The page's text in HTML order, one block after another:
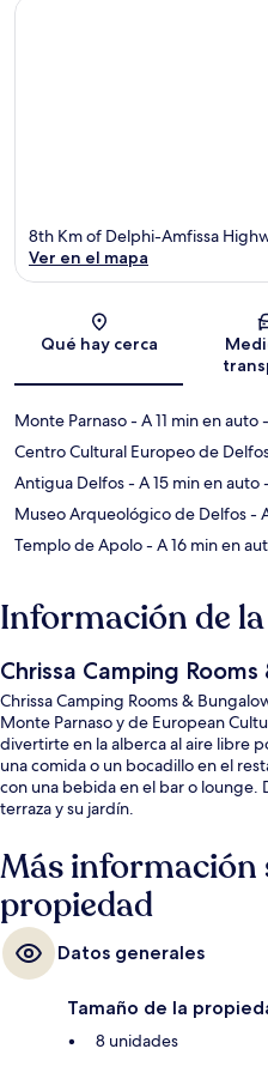
8th Km of Delphi-Amfissa
Ver en el mapa
Qué hay cerca
Monte Parnaso- A 11 min en auto
Centro Cultural Europeo de
Antigua Delfos- A 15 min en auto
Museo Arqueológico de Delfos-
Templo de Apolo- A 16 min en
Información de
Chrissa Camping
Chrissa Camping Rooms &
Monte Parnaso y de European
divertirte en la alberca al aire libre
una comida o un bocadillo en el
con una bebida en el bar o lounge.
terraza y su jardín.
Más información
propiedad
Datos generales
Tamaño de la
8 unidades